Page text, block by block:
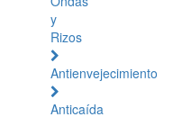
y
Rizos
Antienvejecimiento
Anticaída